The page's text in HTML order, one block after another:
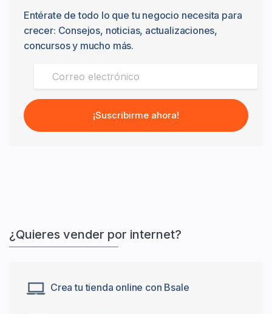
Entérate de todo lo que tu negocio necesita para
crecer: Consejos, noticias, actualizaciones,
concursos y mucho más.
¡Suscribirme ahora!
¿Quieres vender por internet?
Crea tu tienda online con Bsale